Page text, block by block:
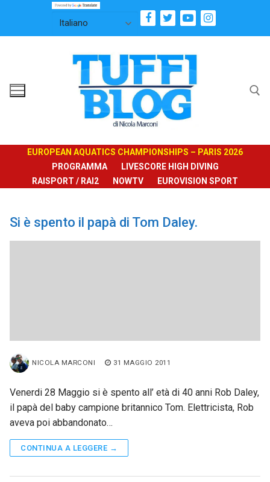
contenuto
EUROPEAN AQUATICS CHAMPIONSHIPS – PARIS 2026
PROGRAMMA
LIVESCORE HIGH DIVING
RAISPORT / RAI2
NOWTV EUROVISION SPORT
Si è spento il papà di Tom Daley.
NICOLA MARCONI 31 MAGGIO 2011
Venerdi 28 Maggio si è spento all’ età di 40 anni Rob Daley,
il papà del baby campione britannico Tom. Elettricista, Rob
aveva poi abbandonato…
CONTINUA A LEGGERE →